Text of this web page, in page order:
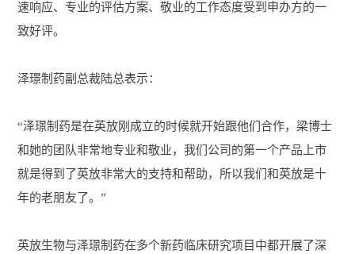
速响应、专业的评估方案、敬业的工作态度受到申办方的一
致好评。
泽璟制药副总裁陆总表示：
“泽璟制药是在英放刚成立的时候就开始跟他们合作，梁博士
和她的团队非常地专业和敬业，我们公司的第一个产品上市
就是得到了英放非常大的支持和帮助，所以我们和英放是十
年的老朋友了。”
英放生物与泽璟制药在多个新药临床研究项目中都开展了深